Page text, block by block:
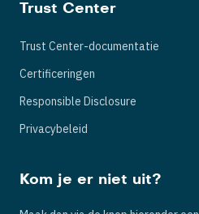
Trust Center
Trust Center-documentatie
Certificeringen
Responsible Disclosure
Privacybeleid
Kom je er niet uit?